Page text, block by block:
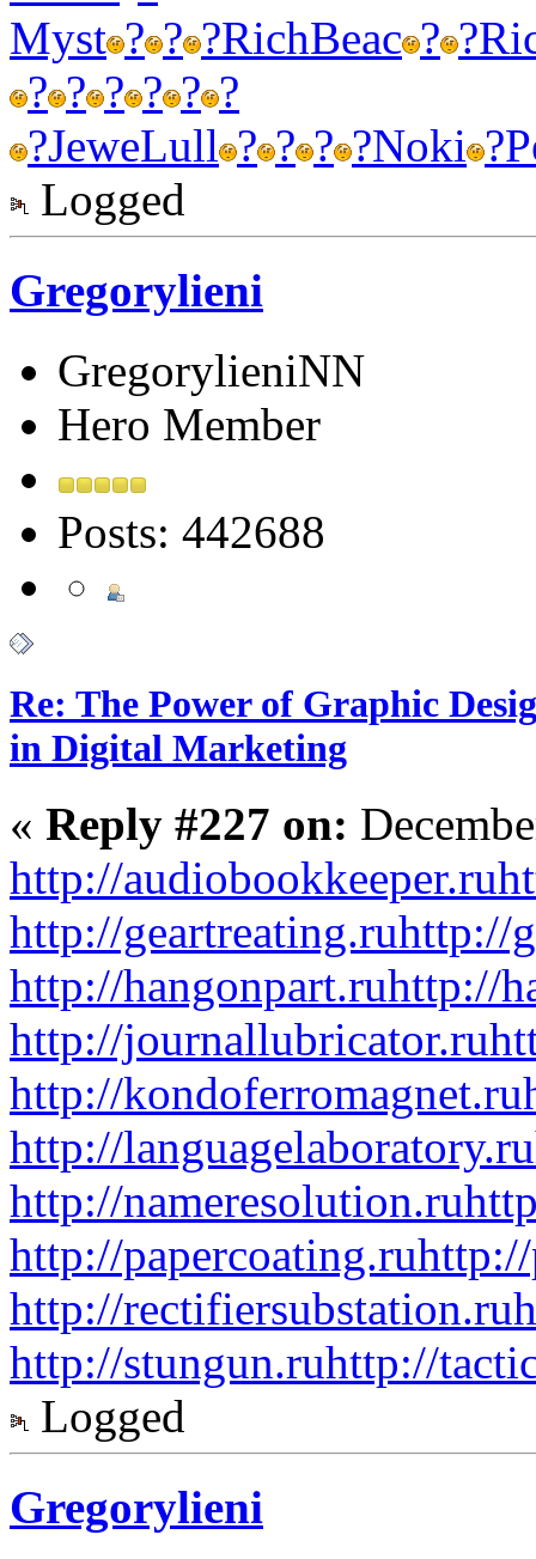
Myst ? ? ?RichBeac ? ?
? ? ? ? ? ?
?JeweLull ? ? ? ?Noki ?
Logged
Gregorylieni
GregorylieniNN
Hero Member
Posts: 442688
Re: The Power of Graphic
in Digital Marketing
« Reply #227 on:
http://audiobookkeeper.ru
http://geartreating.ruhttp://
http://hangonpart.ruhttp://
http://journallubricator.ru
http://kondoferromagnet.ru
http://languagelaboratory.ru
http://nameresolution.ru
http://papercoating.ru
http://rectifiersubstation.ru
http://stungun.ruhttp://
Logged
Gregorylieni